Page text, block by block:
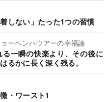
しない」たった1つの習慣
ーペンハウアーの幸福論
一瞬の快楽より、その後に
るかに長く深く残る。
・ワースト1